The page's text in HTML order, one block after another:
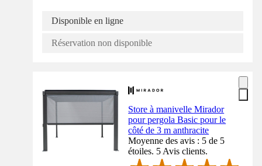
Disponible en ligne
Réservation non disponible
Store à manivelle Mirador
pour pergola Basic pour le
côté de 3 m anthracite
Moyenne des avis : 5 de 5
étoiles. 5 Avis clients.